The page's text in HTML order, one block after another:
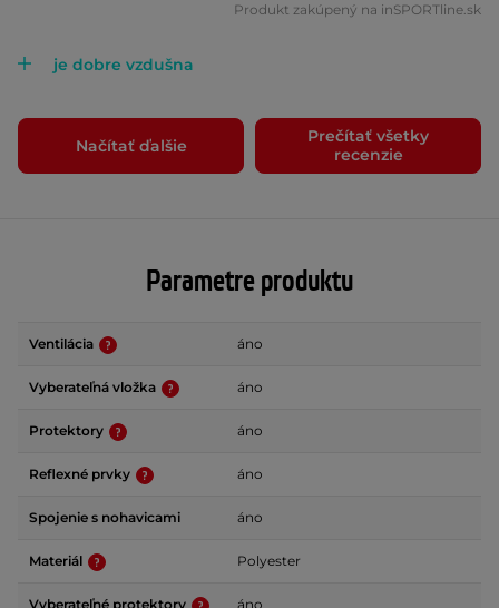
Produkt zakúpený na inSPORTline.sk
je dobre vzdušna
Načítať ďalšie
Prečítať všetky
recenzie
Parametre produktu
Ventilácia áno
Vyberateľná vložka áno
Protektory áno
Reflexné prvky áno
Spojenie s nohavicami áno
Materiál Polyester
Vyberateľné protektory áno